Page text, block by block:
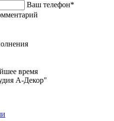
Ваш телефон*
время
А-Декор"